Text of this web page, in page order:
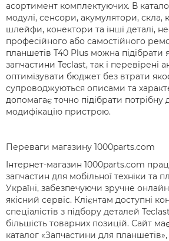
асортимент комплектуючих. В
модулі, сенсори, акумулятори, скла,
шлейфи, конектори та інші деталі,
професійного або самостійного
планшетів T40 Plus можна підібрати
запчастини Teclast, так і перевірені
оптимізувати бюджет без втрати
супроводжуються описами та
допомагає точно підібрати потрібну
модифікацію пристрою.
Переваги магазину 1000parts.com
Інтернет-магазин 1000parts.com
запчастин для мобільної техніки та
Україні, забезпечуючи зручне
якісний сервіс. Клієнтам доступні
спеціалістів з підбору деталей
більшість товарних позицій. Сайт
каталог «Запчастини для